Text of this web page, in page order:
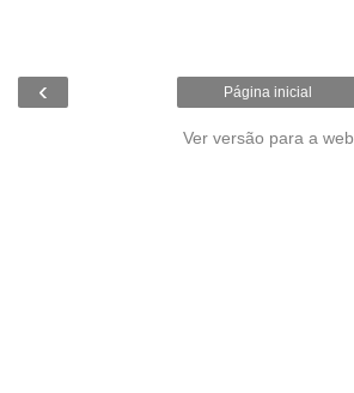
‹ Página inicial
Ver versão para a web